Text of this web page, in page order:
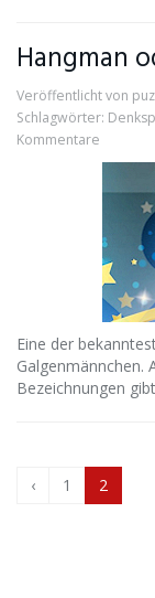
Hangman
Veröffentlicht von
Schlagwörter:
Kommentare
Eine der
Galgenmännchen.
Bezeichnungen
‹ 1 2